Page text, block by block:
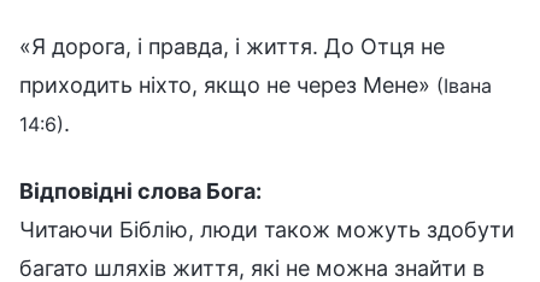
«Я дорога, і правда, і життя. До Отця не
приходить ніхто, якщо не через Мене» (Івана
14:6).
Відповідні слова Бога:
Читаючи Біблію, люди також можуть здобути
багато шляхів життя, які не можна знайти в